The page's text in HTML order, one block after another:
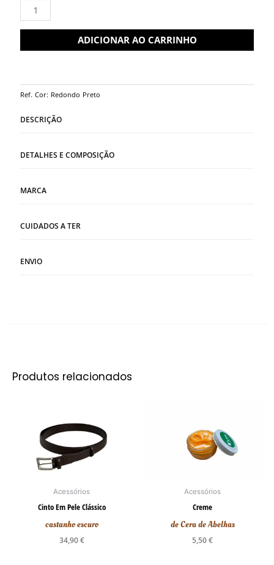
ADICIONAR AO CARRINHO
Ref.Cor: Redondo Preto
DESCRIÇÃO
DETALHES E COMPOSIÇÃO
MARCA
CUIDADOS A TER
ENVIO
Produtos relacionados
Acessórios
Cinto Em Pele Clássico
castanho escuro
34,90€
has
multiple
Acessórios
Creme
de Cera de Abelhas
5,50€